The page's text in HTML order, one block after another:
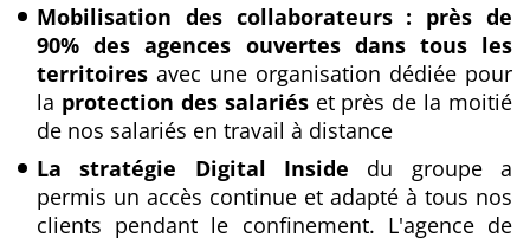
Mobilisation des collaborateurs : près de
90% des agences ouvertes dans tous les
territoires avec une organisation dédiée pour
la protection des salariés et près de la moitié
de nos salariés en travail à distance
La stratégie Digital Inside
du groupe a
permis un accès continue et adapté à tous nos
clients pendant le confinement. L'agence de